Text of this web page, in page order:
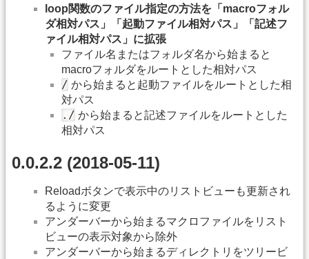
loop関数のファイル指定の方法を「macroフォル
ダ相対パス」「起動ファイル相対パス」「記述フ
ァイル相対パス」に拡張
ファイル名またはフォルダ名から始まると
macroフォルダをルートとした相対パス
/ から始まると起動ファイルをルートとした相
対パス
./ から始まると記述ファイルをルートとした
相対パス
0.0.2.2 (2018-05-11)
Reloadボタンで表示中のリストビューも更新され
るように変更
アンダーバーから始まるマクロファイルをリスト
ビューの表示対象から除外
アンダーバーから始まるディレクトリをツリービ